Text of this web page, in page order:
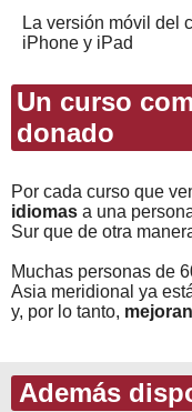
La versión móvil del
iPhone y iPad
Un curso
donado
Por cada curso que
idiomas a una
Sur que de otra
Muchas personas de
Asia meridional ya
y, por lo tanto,
Además